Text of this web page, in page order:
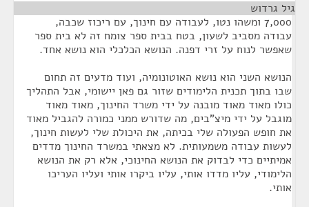
גיל גרדוש
7,000 ומשהו נטו, לעבודה עם חינוך, עם ריכוז שכבה,
עבודה מסביב לשעון, בטח בבית ספר צומח זה לא בית ספר
שאפשר לנוח על זרי דפנה. הנושא הכלכלי הוא נושא אחד.
הנושא השני הוא נושא האוטונומיה, ועוד מדעים זה תחום
שבו בתוך תכנית הלימודים שזור גם פאן יישומי, אבל התהליך
כולו מאוד מאוד מובנה על ידי משרד החינוך, מאוד מאוד
מוגבל על ידי מיצ"בים, מה שדורש ממני כמורה להגביל מאוד
את חופש הפעולה שלי בכיתה, את היכולת שלי לעשות חינוך,
לעשות עבודה משמעותית. לא מצאתי במשרד החינוך מדדים
אמיתיים כדי לבדוק את הנושא החינוכי, אלא רק את הנושא
הלימודי, עליו מדדו אותי, עליו ביקרו אותי ועליו העריכו
אותי.